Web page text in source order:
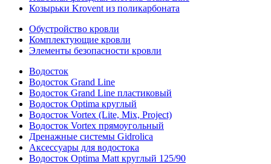
Козырьки Krovent из поликарбоната
Обустройство кровли
Комплектующие кровли
Элементы безопасности кровли
Водосток
Водосток Grand Line
Водосток Grand Line пластиковый
Водосток Optima круглый
Водосток Vortex (Lite, Mix, Project)
Водосток Vortex прямоугольный
Дренажные системы Gidrolica
Аксессуары для водостока
Водосток Optima Matt круглый 125/90